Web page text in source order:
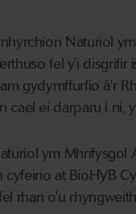
Naturiol
fel y'i
gydymffurfio â'r
ei darparu i ni,
ym Mhrifysgol
at BioHYB
rhan o'u